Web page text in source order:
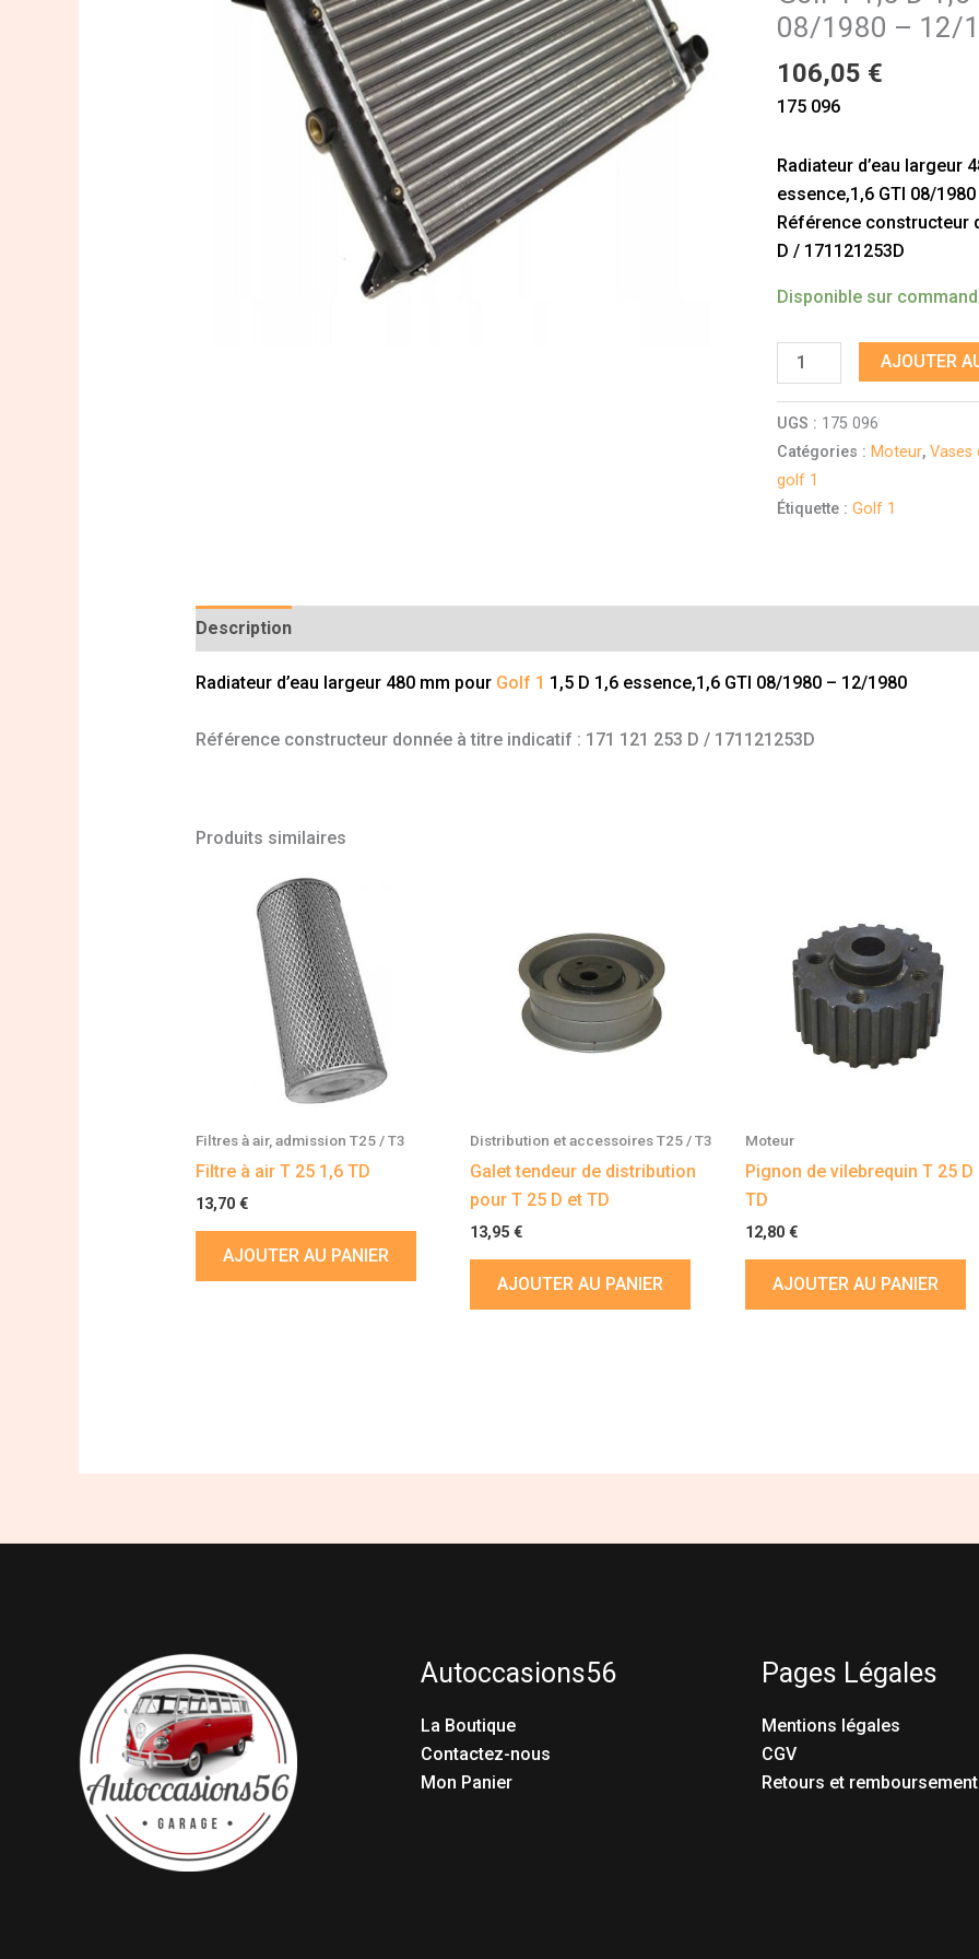
08/1980 – 12/
106,05 €
175 096
Radiateur d’eau largeur
essence,1,6 GTI 08/
Référence constructeur
D / 171121253D
Disponible sur
pour
1
1,5
1,6
essence,1,6
GTI
08/1980
12/1980
AJOUTER
UGS : 175 096
Catégories : Moteur,Vases
golf 1
Étiquette :Golf 1
Description
Radiateur d’eau largeur 480 mm pour Golf 1 1,5 D 1,6 essence,1,6 GTI 08/1980 – 12/1980
Référence constructeur donnée à titre indicatif : 171 121 253 D / 171121253D
Produits similaires
Filtres à air, admission T25 / T3
Filtre à air T 25 1,6 TD
13,70 €
AJOUTER AU PANIER
Distribution et accessoires T25 / T3
Galet tendeur de distribution
pour T 25 D et TD
13,95€
AJOUTER AU PANIER
Moteur
Pignon de vilebrequin T 25 D
TD
12,80 €
AJOUTER AU PANIER
Autoccasions56
La Boutique
Contactez-nous
Mon Panier
Pages Légales
Mentions légales
CGV
Retours et